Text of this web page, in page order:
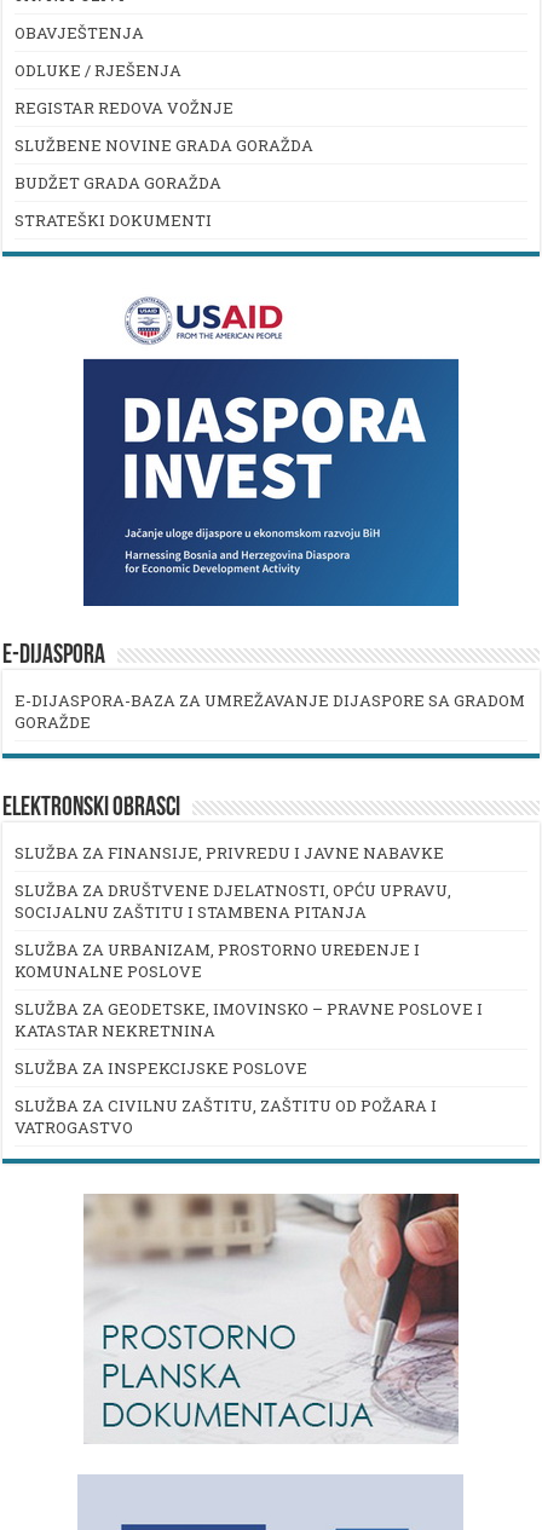
OBAVJEŠTENJA
ODLUKE / RJEŠENJA
REGISTAR REDOVA VOŽNJE
SLUŽBENE NOVINE GRADA GORAŽDA
BUDŽET GRADA GORAŽDA
STRATEŠKI DOKUMENTI
E-DIJASPORA
E-DIJASPORA-BAZA ZA UMREŽAVANJE DIJASPORE SA GRADOM
GORAŽDE
ELEKTRONSKI OBRASCI
SLUŽBA ZA FINANSIJE, PRIVREDU I JAVNE NABAVKE
SLUŽBA ZA DRUŠTVENE DJELATNOSTI, OPĆU UPRAVU,
SOCIJALNU ZAŠTITU I STAMBENA PITANJA
SLUŽBA ZA URBANIZAM, PROSTORNO UREĐENJE I
KOMUNALNE POSLOVE
SLUŽBA ZA GEODETSKE, IMOVINSKO – PRAVNE POSLOVE I
KATASTAR NEKRETNINA
SLUŽBA ZA INSPEKCIJSKE POSLOVE
SLUŽBA ZA CIVILNU ZAŠTITU, ZAŠTITU OD POŽARA I
VATROGASTVO